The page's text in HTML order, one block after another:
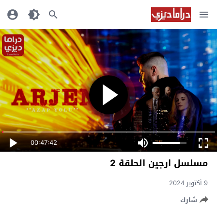
00:47:42
مسلسل ارجين الحلقة 2
9 أكتوبر 2024
شارك